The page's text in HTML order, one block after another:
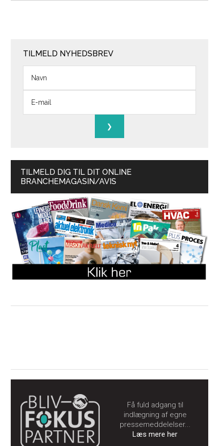
TILMELD NYHEDSBREV
TILMELD DIG TIL DIT ONLINE
BRANCHEMAGASIN/AVIS
Få fuld adgang til
indlægning af egne
pressemeddelelser...
Læs mere her